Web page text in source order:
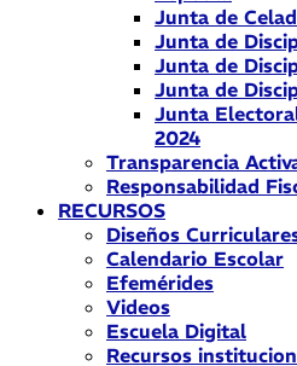
Junta de
Junta de
Junta de
Junta de
Junta
2024
Transparencia
Responsabilidad
RECURSOS
Diseños
Calendario Escolar
Efemérides
Videos
Escuela Digital
Recursos